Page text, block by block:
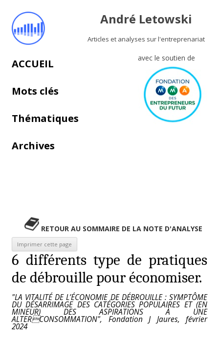
André Letowski
Articles et analyses sur l'entreprenariat
avec le soutien de
Aller au contenu principal
ACCUEIL
Mots clés
Thématiques
Archives
RETOUR AU SOMMAIRE DE LA NOTE D'ANALYSE
6 différents type de pratiques
de débrouille pour économiser.
"LA VITALITÉ DE L’ÉCONOMIE DE DÉBROUILLE : SYMPTÔME
DU DÉSARRIMAGE DES CATÉGORIES POPULAIRES ET (EN
MINEUR) DES ASPIRATIONS À UNE
ALTERCONSOMMATION", Fondation J Jaures, février
2024